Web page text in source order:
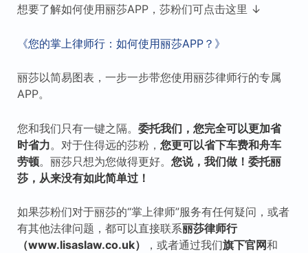
想要了解如何使用丽莎APP，莎粉们可点击这里 ↓
《您的掌上律师行：如何使用丽莎APP？》
丽莎以简易图表，一步一步带您使用丽莎律师行的专属
APP。
您和我们只有一键之隔。 委托我们，您完全可以更加省
时省力。对于住得远的莎粉， 您更可以省下车费和舟车
劳顿。丽莎只想为您做得更好。 您说，我们做！委托丽
莎，从来没有如此简单过！
如果莎粉们对于丽莎的“掌上律师”服务有任何疑问，或者
有其他法律问题，都可以直接联系丽莎律师行
（www.lisaslaw.co.uk）
，或者通过我们旗下官网和